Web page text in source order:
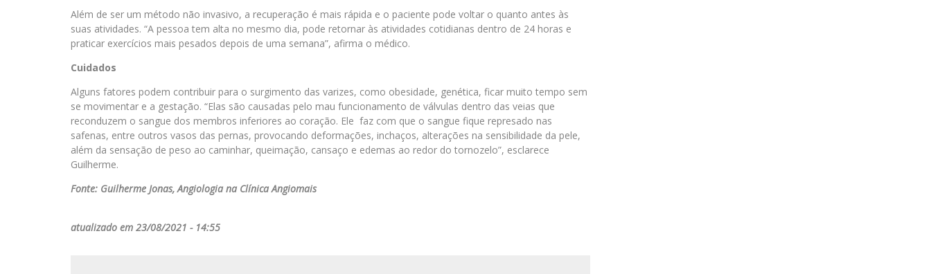
Além de ser um método não invasivo, a recuperação é mais rápida e o paciente pode voltar o quanto antes às
suas atividades. “A pessoa tem alta no mesmo dia, pode retornar às atividades cotidianas dentro de 24 horas e
praticar exercícios mais pesados depois de uma semana”, afirma o médico.
Cuidados
Alguns fatores podem contribuir para o surgimento das varizes, como obesidade, genética, ficar muito tempo sem
se movimentar e a gestação. “Elas são causadas pelo mau funcionamento de válvulas dentro das veias que
reconduzem o sangue dos membros inferiores ao coração. Ele faz com que o sangue fique represado nas
safenas, entre outros vasos das pernas, provocando deformações, inchaços, alterações na sensibilidade da pele,
além da sensação de peso ao caminhar, queimação, cansaço e edemas ao redor do tornozelo”, esclarece
Guilherme.
Fonte: Guilherme Jonas, Angiologia na Clínica Angiomais
atualizado em 23/08/2021 - 14:55